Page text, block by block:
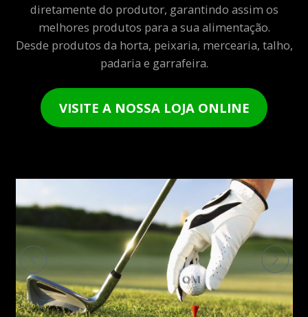
diretamente do produtor, garantindo assim os
melhores produtos para a sua alimentação.
Desde produtos da horta, peixaria, mercearia, talho,
padaria e garrafeira.
VISITE A NOSSA LOJA ONLINE